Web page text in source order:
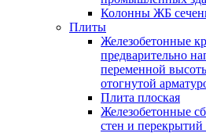
Колонны ЖБ
Плиты
Железобетонные
предварительно
переменной
отогнутой
Плита плоская
Железобетонные
стен и